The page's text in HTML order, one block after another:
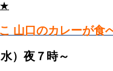
★
山口のカレーが食
）夜７時～